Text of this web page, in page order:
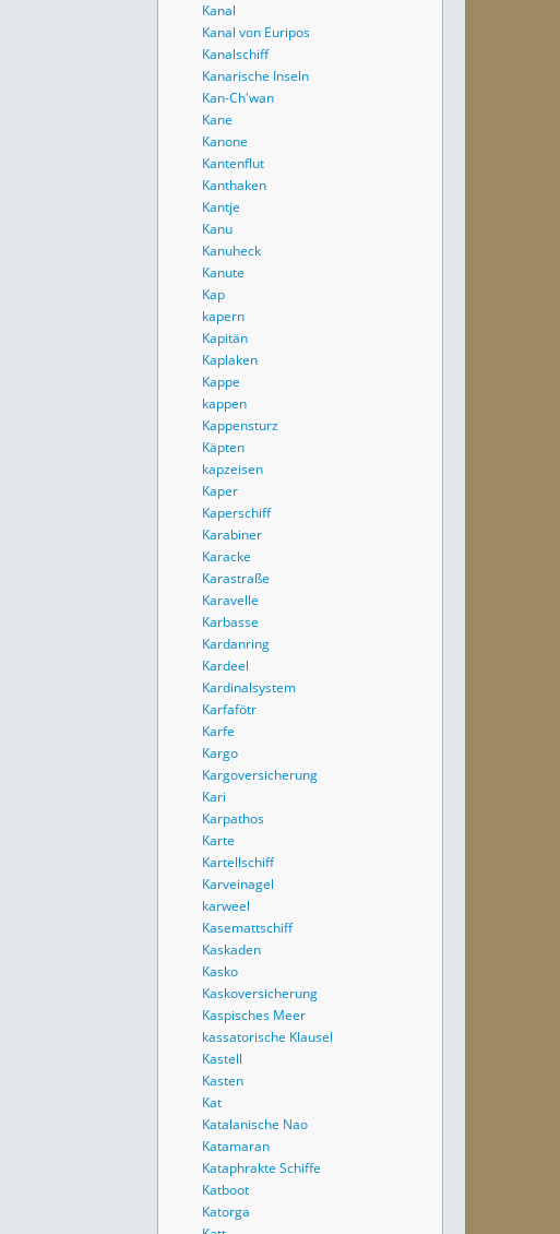
Kanal
Kanal von Euripos
Kanalschiff
Kanarische Inseln
Kan-Ch'wan
Kane
Kanone
Kantenflut
Kanthaken
Kantje
Kanu
Kanuheck
Kanute
Kap
kapern
Kapitän
Kaplaken
Kappe
kappen
Kappensturz
Käpten
kapzeisen
Kaper
Kaperschiff
Karabiner
Karacke
Karastraße
Karavelle
Karbasse
Kardanring
Kardeel
Kardinalsystem
Karfafötr
Karfe
Kargo
Kargoversicherung
Kari
Karpathos
Karte
Kartellschiff
Karveinagel
karweel
Kasemattschiff
Kaskaden
Kasko
Kaskoversicherung
Kaspisches Meer
kassatorische Klausel
Kastell
Kasten
Kat
Katalanische Nao
Katamaran
Kataphrakte Schiffe
Katboot
Katorga